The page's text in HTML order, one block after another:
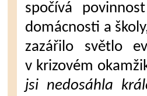
spočívá
domácnosti a
zazářilo světlo
v krizovém
jsi nedosáhla